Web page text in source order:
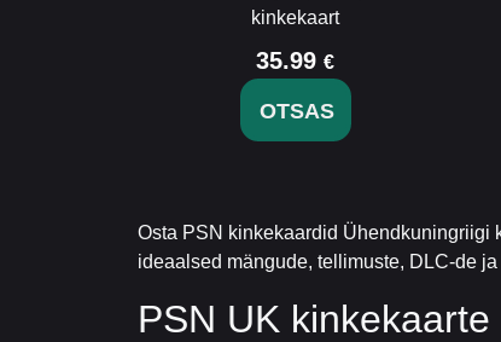
kinkekaart
35.99 €
OTSAS
Osta PSN kinkekaardid Ühendkuningriigi
ideaalsed mängude, tellimuste, DLC-de
PSN UK